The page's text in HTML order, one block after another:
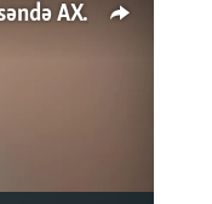
'Məni təpiklədilər ki...' - Daşkəsəndə AXCP fəalının yaxınları onun həbsinə etiraz edirlər
available